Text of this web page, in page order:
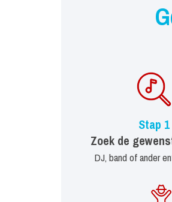
Stap 1
Zoek de
DJ, band of ander